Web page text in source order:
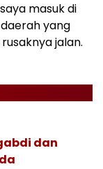
masuk di
yang
jalan.
dan